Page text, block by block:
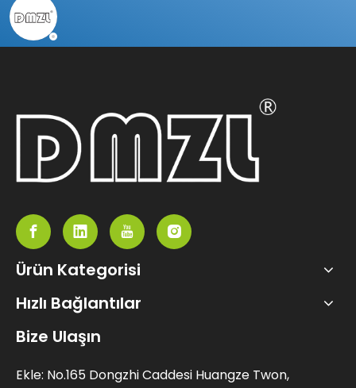
Ürün Kategorisi
Hızlı Bağlantılar
Bize Ulaşın
Ekle: No.165 Dongzhi Caddesi Huangze Twon,